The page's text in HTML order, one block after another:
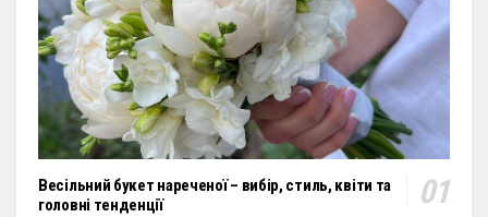
Весільний букет нареченої – вибір, стиль, квіти та
головні тенденції